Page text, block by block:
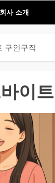
회사 소개
구인구직
이